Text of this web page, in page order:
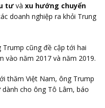
tưvà xu hướng chuyển
doanh nghiệp ra khỏi Trung
cũng đề cập tới hai
vào năm 2017 và năm 2019.
thăm Việt Nam, ông Trump
cho ông Tô Lâm, báo